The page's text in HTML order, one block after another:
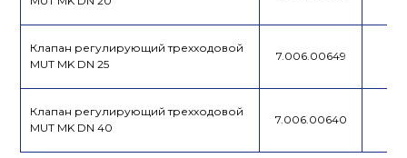
Клапан регулирующий трехходовой
MUT MK DN 25
7.006.00649
Клапан регулирующий трехходовой
MUT MK DN 40
7.006.00640